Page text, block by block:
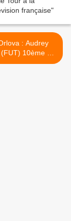
: Audrey
10ème au
général ! >